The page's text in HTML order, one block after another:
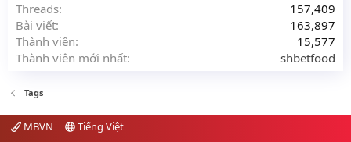
Threads
157,409
Bài viết
163,897
Thành viên
15,577
Thành viên mới nhất
shbetfood
Tags
MBVN
Tiếng Việt